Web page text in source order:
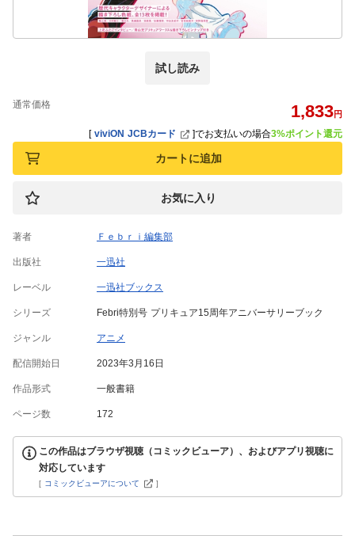
試し読み
通常価格 1,833円
[ viviON JCBカード ]でお支払いの場合3%ポイント還元
カートに追加
お気に入り
著者 Ｆｅｂｒｉ編集部
出版社 一迅社
レーベル 一迅社ブックス
シリーズ Febri特別号 プリキュア15周年アニバーサリーブック
ジャンル アニメ
配信開始日 2023年3月16日
作品形式 一般書籍
ページ数 172
この作品はブラウザ視聴（コミックビューア）、およびアプリ視聴に
対応しています
[ コミックビューアについて ]